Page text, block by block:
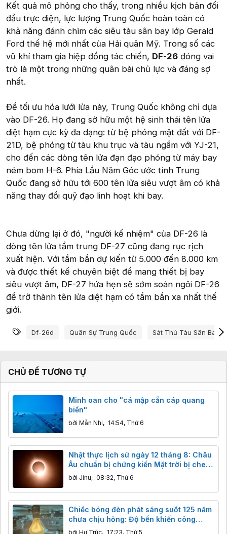
Kết quả mô phỏng cho thấy, trong nhiều kịch bản đối
đầu trực diện, lực lượng Trung Quốc hoàn toàn có
khả năng đánh chìm các siêu tàu sân bay lớp Gerald
Ford thế hệ mới nhất của Hải quân Mỹ. Trong số các
vũ khí tham gia hiệp đồng tác chiến, DF-26 đóng vai
trò là một trong những quân bài chủ lực và đáng sợ
nhất.
Để tối ưu hóa lưới lửa này, Trung Quốc không chỉ dựa
vào DF-26. Họ đang sở hữu một hệ sinh thái tên lửa
diệt hạm cực kỳ đa dạng: từ bệ phóng mặt đất với DF-
21D, bệ phóng từ tàu khu trục và tàu ngầm với YJ-21,
cho đến các dòng tên lửa đạn đạo phóng từ máy bay
ném bom H-6. Phía Lầu Năm Góc ước tính Trung
Quốc đang sở hữu tới 600 tên lửa siêu vượt âm có khả
năng thay đổi quỹ đạo linh hoạt khi bay.
Chưa dừng lại ở đó, "người kế nhiệm" của DF-26 là
dòng tên lửa tầm trung DF-27 cũng đang rục rịch
xuất hiện. Với tầm bắn dự kiến từ 5.000 đến 8.000 km
và được thiết kế chuyên biệt để mang thiết bị bay
siêu vượt âm, DF-27 hứa hẹn sẽ sớm soán ngôi DF-26
để trở thành tên lửa diệt hạm có tầm bắn xa nhất thế
giới.
Từ khóa
Df-26d Quân Sự Trung Quốc Sát Thủ Tàu Sân Bay
CHỦ ĐỀ TƯƠNG TỰ
Minh oan cho "cá mập cắn cáp quang
biển"
bởi Mẫn Nhi, 14:54, Thứ 6
Nhật thực lịch sử ngày 12 tháng 8: Châu
Âu chuẩn bị chứng kiến Mặt trời bị che
khuất gần 98%
bởi Jinu, 08:32, Thứ 6
Chiếc bóng đèn phát sáng suốt 125 năm
chưa chịu hỏng: Độ bền khiến công
nghệ hiện đại cũng phải ngả nón
bởi Hư Trúc, 17:23, Thứ 5